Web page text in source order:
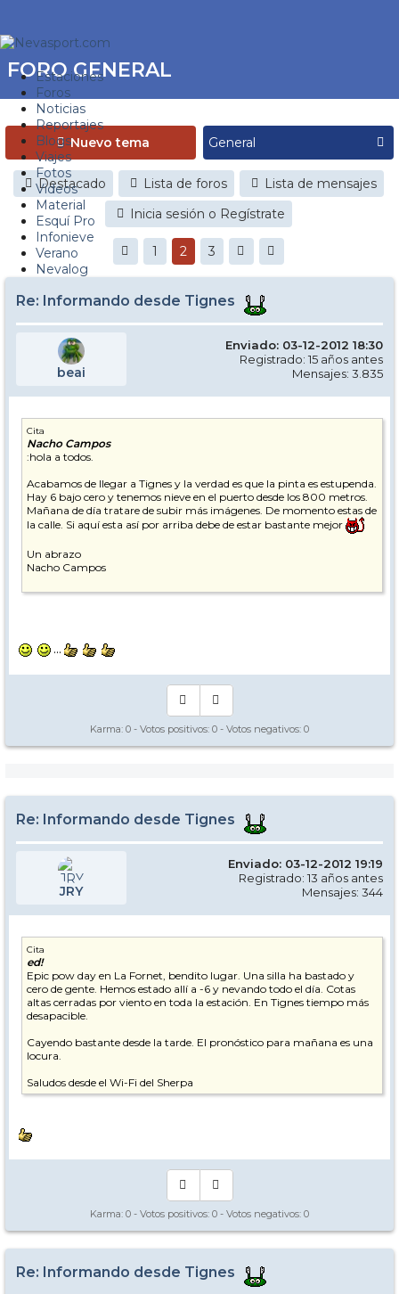
Estaciones
Foros
Noticias
Reportajes
Blogs
Viajes
Fotos
Videos
Material
Esquí Pro
Infonieve
Verano
Nevalog
FORO GENERAL
Nuevo tema
Destacado Lista de foros
Lista de mensajes
Inicia sesión o Regístrate
1 2 3
Re: Informando desde Tignes
beai
Enviado: 03-12-2012 18:30
Registrado: 15 años antes
Mensajes: 3.835
Cita
Nacho Campos
:hola a todos.
Acabamos de llegar a Tignes y la verdad es que la pinta es estupenda.
Hay 6 bajo cero y tenemos nieve en el puerto desde los 800 metros.
Mañana de día tratare de subir más imágenes. De momento estas de
la calle. Si aquí esta así por arriba debe de estar bastante mejor
Un abrazo
Nacho Campos
...
Karma: 0 - Votos positivos: 0 - Votos negativos: 0
Re: Informando desde Tignes
JRY
Enviado: 03-12-2012 19:19
Registrado: 13 años antes
Mensajes: 344
Cita
ed!
Epic pow day en La Fornet, bendito lugar. Una silla ha bastado y
cero de gente. Hemos estado allí a -6 y nevando todo el día. Cotas
altas cerradas por viento en toda la estación. En Tignes tiempo más
desapacible.
Cayendo bastante desde la tarde. El pronóstico para mañana es una
locura.
Saludos desde el Wi-Fi del Sherpa
Karma: 0 - Votos positivos: 0 - Votos negativos: 0
Re: Informando desde Tignes